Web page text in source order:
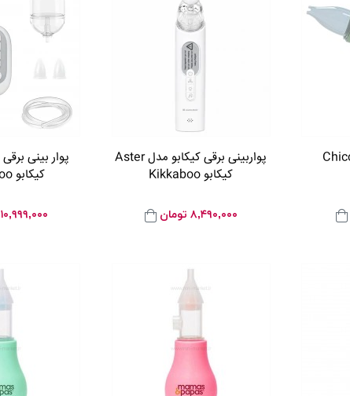
پواربینی برقی کیکابو مدل Aster
کیکابو Kikkaboo
۸,۴۹۰,۰۰۰ تومان
کیکابو Kikka boo
۱۰,۹۹۹,۰۰۰